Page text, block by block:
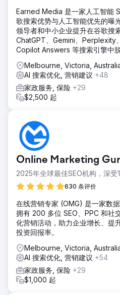
Earned Media 是一家人工智能
歌搜索优势与人工智能优先的曝
领导者和中小企业提升在谷歌搜
ChatGPT、Gemini、Perplexity
Copilot Answers 等搜索引擎中脱
Melbourne, Victoria,
AI 搜索优化, 营销建议 +48
家政服务, 保险 +29
$2,500 起
Online Marketing
2025年全球最佳SEO机构，深
630 条评价
在线营销专家 (OMG) 是一家数
拥有 200 多位 SEO、PPC 和社
化营销活动，助力企业增长、提
投资回报率。
Melbourne, Victoria,
AI 搜索优化, 营销建议 +54
家政服务, 保险 +29
$1,000 起